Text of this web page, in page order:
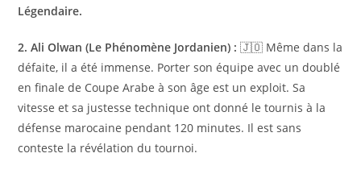
Légendaire.
2. Ali Olwan (Le Phénomène Jordanien) : 🇯🇴 Même dans la
défaite, il a été immense. Porter son équipe avec un doublé
en finale de Coupe Arabe à son âge est un exploit. Sa
vitesse et sa justesse technique ont donné le tournis à la
défense marocaine pendant 120 minutes. Il est sans
conteste la révélation du tournoi.